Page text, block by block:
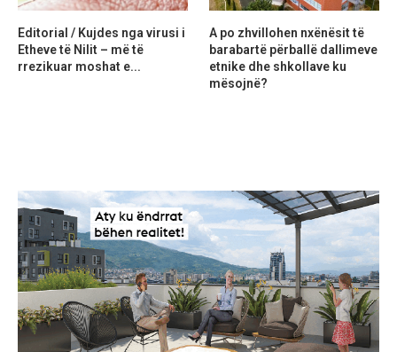
Editorial / Kujdes nga virusi i
Etheve të Nilit – më të
rrezikuar moshat e...
A po zhvillohen nxënësit të
barabartë përballë dallimeve
etnike dhe shkollave ku
mësojnë?